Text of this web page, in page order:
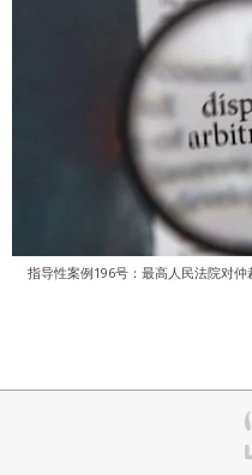
指导性案例196号：最高人民法院对